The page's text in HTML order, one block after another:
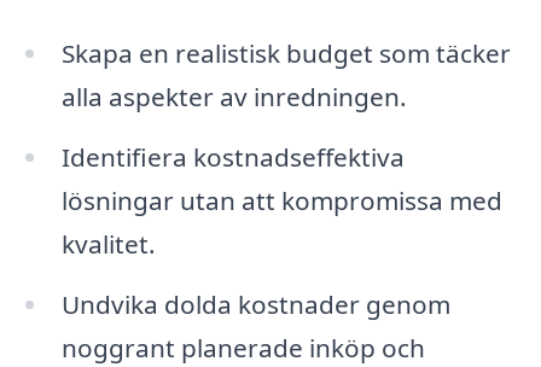
Skapa en realistisk budget som täcker
alla aspekter av inredningen.
Identifiera kostnadseffektiva
lösningar utan att kompromissa med
kvalitet.
Undvika dolda kostnader genom
noggrant planerade inköp och